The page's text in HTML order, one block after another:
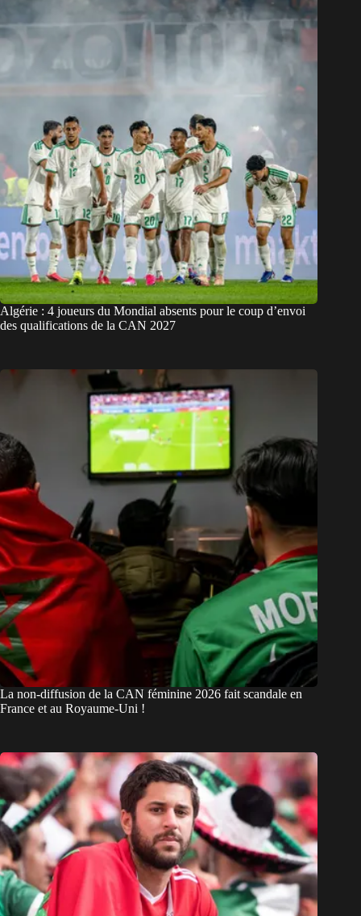
Algérie : 4 joueurs du Mondial absents pour le coup d’envoi
des qualifications de la CAN 2027
La non-diffusion de la CAN féminine 2026 fait scandale en
France et au Royaume-Uni !